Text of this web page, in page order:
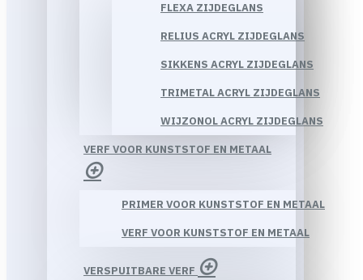
FLEXA ZIJDEGLANS
RELIUS ACRYL ZIJDEGLANS
SIKKENS ACRYL ZIJDEGLANS
TRIMETAL ACRYL ZIJDEGLANS
WIJZONOL ACRYL ZIJDEGLANS
VERF VOOR KUNSTSTOF EN METAAL
PRIMER VOOR KUNSTSTOF EN METAAL
VERF VOOR KUNSTSTOF EN METAAL
VERSPUITBARE VERF